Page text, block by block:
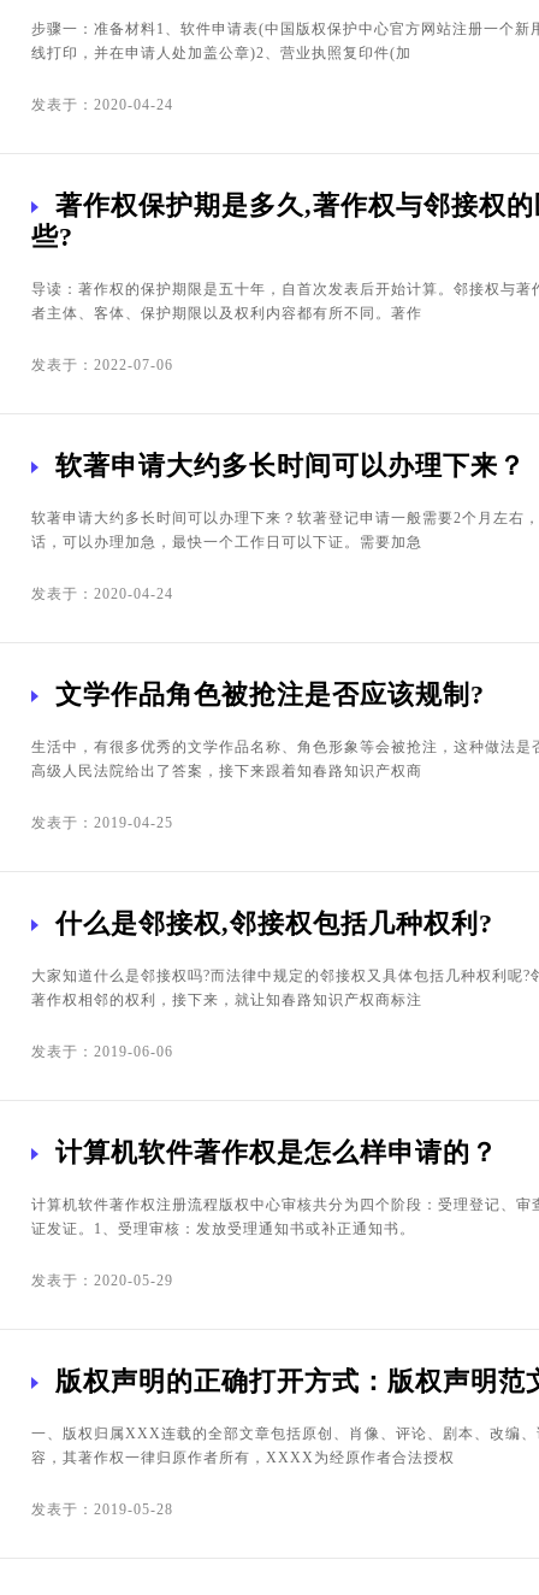
步骤一：准备材料1、软件申请表(中国版权保护中心官方网站注册一个新
线打印，并在申请人处加盖公章)2、营业执照复印件(加
发表于：2020-04-24
著作权保护期是多久,著作权与邻接权
些?
导读：著作权的保护期限是五十年，自首次发表后开始计算。邻接权与著
者主体、客体、保护期限以及权利内容都有所不同。著作
发表于：2022-07-06
软著申请大约多长时间可以办理下来？
软著申请大约多长时间可以办理下来？软著登记申请一般需要2个月左右
话，可以办理加急，最快一个工作日可以下证。需要加急
发表于：2020-04-24
文学作品角色被抢注是否应该规制?
生活中，有很多优秀的文学作品名称、角色形象等会被抢注，这种做法是
高级人民法院给出了答案，接下来跟着知春路知识产权商
发表于：2019-04-25
什么是邻接权,邻接权包括几种权利?
大家知道什么是邻接权吗?而法律中规定的邻接权又具体包括几种权利呢?
著作权相邻的权利，接下来，就让知春路知识产权商标注
发表于：2019-06-06
计算机软件著作权是怎么样申请的？
计算机软件著作权注册流程版权中心审核共分为四个阶段：受理登记、审
证发证。1、受理审核：发放受理通知书或补正通知书。
发表于：2020-05-29
版权声明的正确打开方式：版权声明范
一、版权归属XXX连载的全部文章包括原创、肖像、评论、剧本、改编
容，其著作权一律归原作者所有，XXXX为经原作者合法授权
发表于：2019-05-28